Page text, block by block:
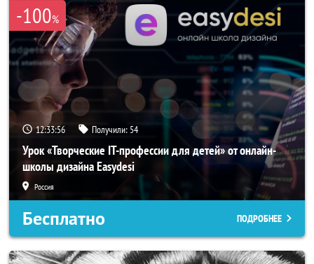
-100%
12:33:54 Получили: 54
Урок «Творческие IT-профессии для детей» от онлайн-
школы дизайна Easydesi
Россия
Бесплатно ПОДРОБНЕЕ